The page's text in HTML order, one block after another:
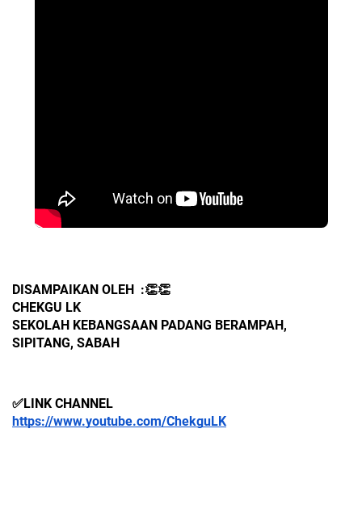
DISAMPAIKAN OLEH  :👏👏
CHEKGU LK
SEKOLAH KEBANGSAAN PADANG BERAMPAH,
SIPITANG, SABAH
✅LINK CHANNEL
https://www.youtube.com/ChekguLK